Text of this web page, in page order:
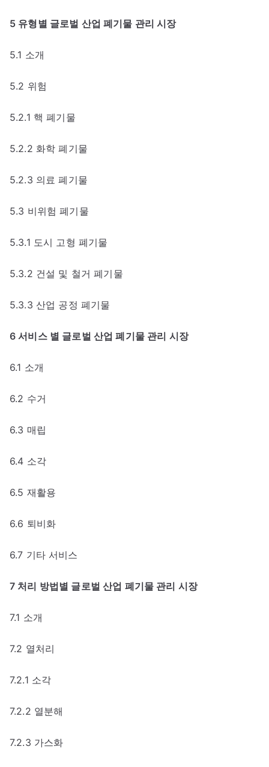
5 유형별 글로벌 산업 폐기물 관리 시장
5.1 소개
5.2 위험
5.2.1 핵 폐기물
5.2.2 화학 폐기물
5.2.3 의료 폐기물
5.3 비위험 폐기물
5.3.1 도시 고형 폐기물
5.3.2 건설 및 철거 폐기물
5.3.3 산업 공정 폐기물
6 서비스 별 글로벌 산업 폐기물 관리 시장
6.1 소개
6.2 수거
6.3 매립
6.4 소각
6.5 재활용
6.6 퇴비화
6.7 기타 서비스
7 처리 방법별 글로벌 산업 폐기물 관리 시장
7.1 소개
7.2 열처리
7.2.1 소각
7.2.2 열분해
7.2.3 가스화